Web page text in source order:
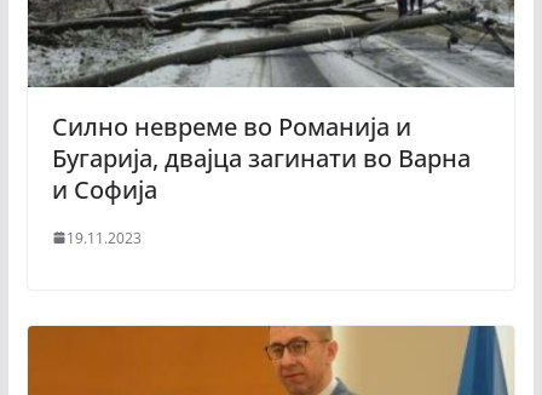
Силно невреме во Романија и
Бугарија, двајца загинати во Варна
и Софија
19.11.2023